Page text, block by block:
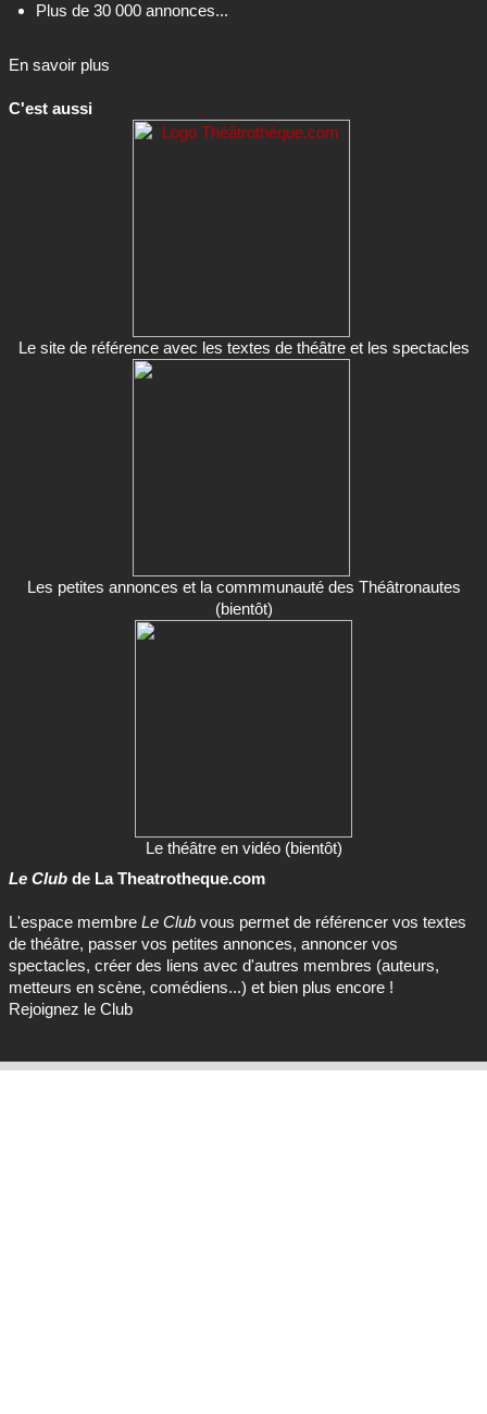
Plus de 30 000 annonces...
En savoir plus
C'est aussi
Le site de référence avec les textes de théâtre et les spectacles
Les petites annonces et la commmunauté des Théâtronautes
(bientôt)
Le théâtre en vidéo (bientôt)
Le Club de La Theatrotheque.com
L'espace membre Le Club vous permet de référencer vos textes
de théâtre, passer vos petites annonces, annoncer vos
spectacles, créer des liens avec d'autres membres (auteurs,
metteurs en scène, comédiens...) et bien plus encore !
Rejoignez le Club